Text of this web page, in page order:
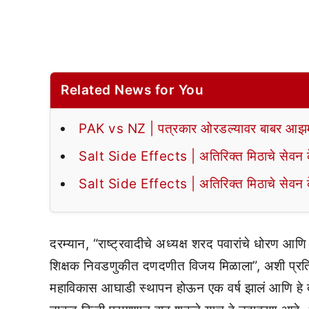
Related News for You
PAK vs NZ | पत्रकार ओरडल्यावर बाबर
Salt Side Effects | अतिरिक्त मिठाचे सेवन
Salt Side Effects | अतिरिक्त मिठाचे सेवन
दरम्यान, “राष्ट्रवादीचे अध्यक्ष शरद पवारांचे धोरण
शिक्षक निवडणुकीत दणदणीत विजय मिळाला”, अशी
महाविकास आघाडी स्थापन होऊन एक वर्ष झालं